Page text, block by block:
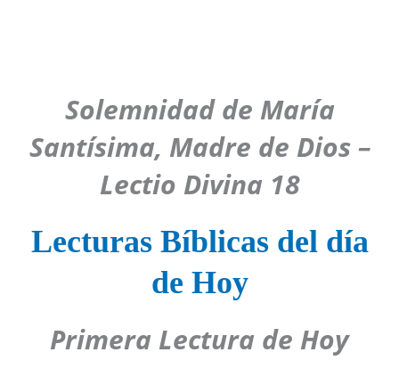
Solemnidad de María
Santísima, Madre de Dios –
Lectio Divina 18
Lecturas Bíblicas del día
de Hoy
Primera Lectura de Hoy